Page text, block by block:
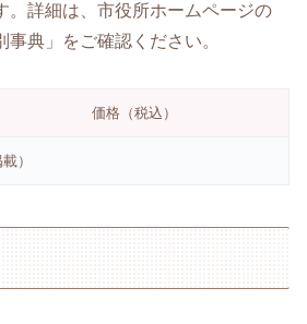
。詳細は、市役所ホームページの
事典」をご確認ください。
価格（税込）
）